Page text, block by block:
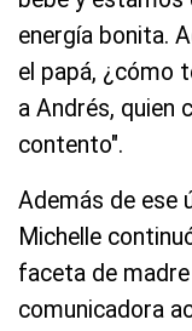
energía bonita.
el papá, ¿cómo
a Andrés, quien
contento".
Además de ese
Michelle
faceta de
comunicadora